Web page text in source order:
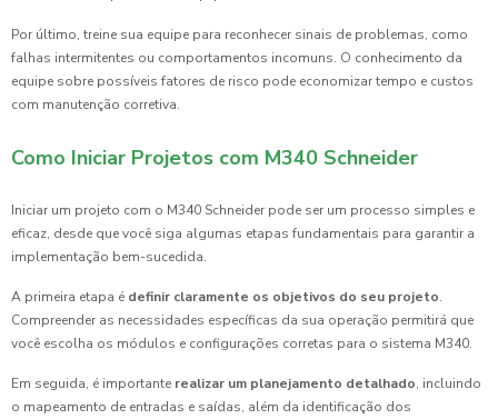
Por último, treine sua equipe para reconhecer sinais de problemas, como
falhas intermitentes ou comportamentos incomuns. O conhecimento da
equipe sobre possíveis fatores de risco pode economizar tempo e custos
com manutenção corretiva.
Como Iniciar Projetos com M340 Schneider
Iniciar um projeto com o M340 Schneider pode ser um processo simples e
eficaz, desde que você siga algumas etapas fundamentais para garantir a
implementação bem-sucedida.
A primeira etapa é definir claramente os objetivos do seu projeto.
Compreender as necessidades específicas da sua operação permitirá que
você escolha os módulos e configurações corretas para o sistema M340.
Em seguida, é importante realizar um planejamento detalhado, incluindo
o mapeamento de entradas e saídas, além da identificação dos